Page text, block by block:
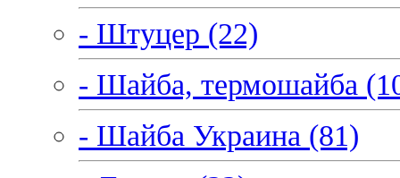
- Штуцер (22)
- Шайба, термошайба
- Шайба Украина (81)